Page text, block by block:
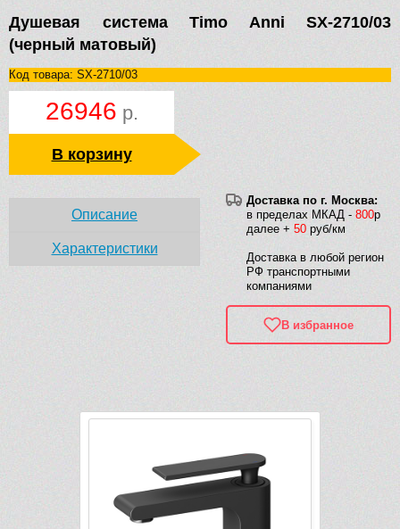
Душевая система Timo Anni SX-2710/03
(черный матовый)
Код товара: SX-2710/03
26946 р.
В корзину
Доставка по г. Москва:
в пределах МКАД - 800р
далее + 50 руб/км
Доставка в любой регион
РФ транспортными
компаниями
В избранное
Описание
Характеристики